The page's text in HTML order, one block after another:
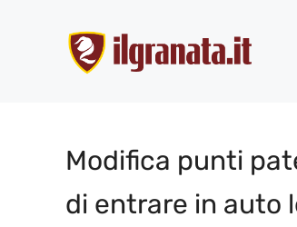
contenuto
Modifica punti
di entrare in auto